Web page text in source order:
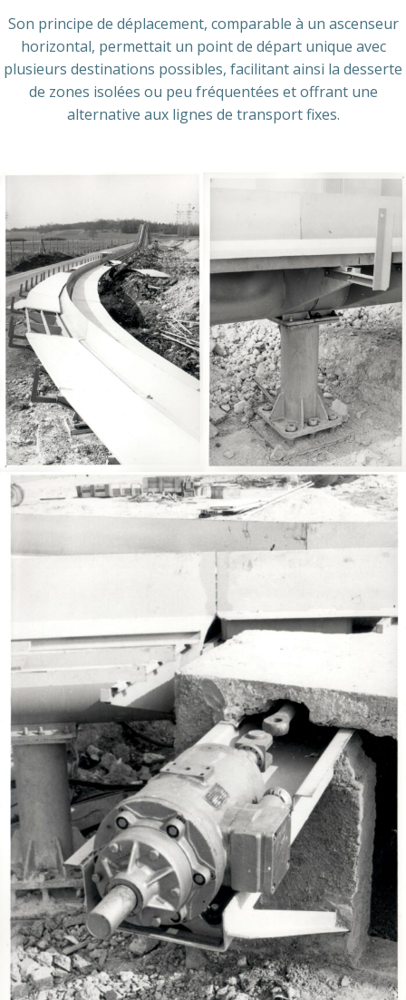
Son principe de déplacement, comparable à un ascenseur
horizontal, permettait un point de départ unique avec
plusieurs destinations possibles, facilitant ainsi la desserte
de zones isolées ou peu fréquentées et offrant une
alternative aux lignes de transport fixes.